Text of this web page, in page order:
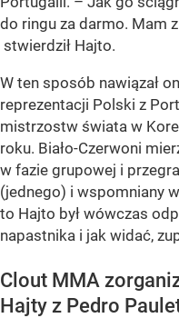
do ringu za darmo. Mam
stwierdził Hajto.
W ten sposób nawiązał
reprezentacji Polski z
mistrzostw świata w
roku. Biało-Czerwoni
w fazie grupowej i
(jednego) i wspomniany
to Hajto był wówczas
napastnika i jak widać,
Clout MMA
Hajty z Pedro